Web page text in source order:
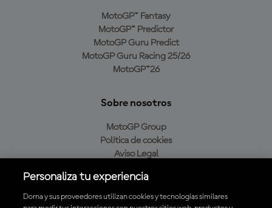
MotoGP™ Fantasy
MotoGP™ Predictor
MotoGP Guru Predict
MotoGP Guru Racing 25/26
MotoGP™26
Sobre nosotros
MotoGP Group
Política de cookies
Aviso Legal
Política de compra
Personaliza tu experiencia
Dorna y sus proveedores utilizan cookies y tecnologías similares